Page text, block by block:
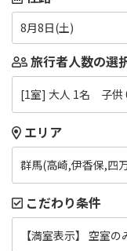
8月8日(土)
旅行者人数の選
[1室] 大人 1名 子供
エリア
群馬(高崎,伊香保,四
こだわり条件
【満室表示】 空室の